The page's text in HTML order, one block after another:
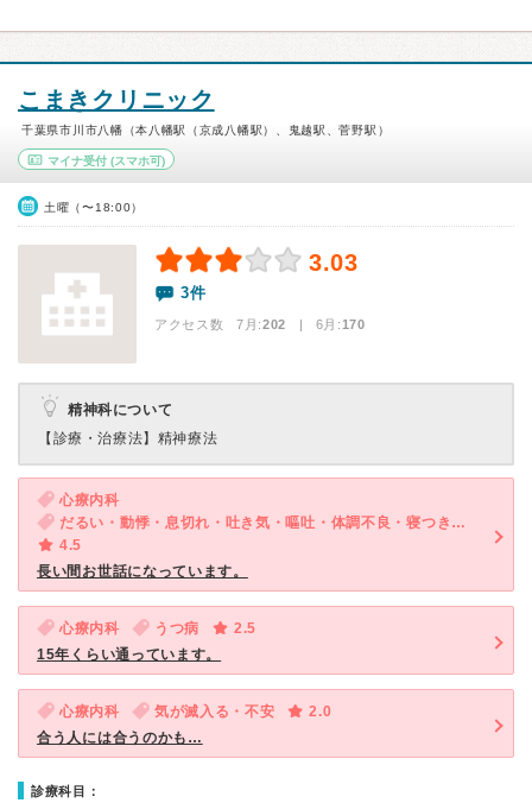
こまきクリニック
千葉県市川市八幡（本八幡駅（京成八幡駅）、鬼越駅、菅野駅）
マイナ受付 (スマホ可)
土曜（〜18:00）
3.03
3件
アクセス数 7月:202 | 6月:170
精神科について
【診療・治療法】 精神療法
心療内科
だるい・動悸・息切れ・吐き気・嘔吐・体調不良・寝つきが悪い・不眠・気が滅入る・不安
4.5
長い間お世話になっています。
心療内科 うつ病
2.5
15年くらい通っています。
心療内科 気が滅入る・不安
2.0
合う人には合うのかも…
診療科目：